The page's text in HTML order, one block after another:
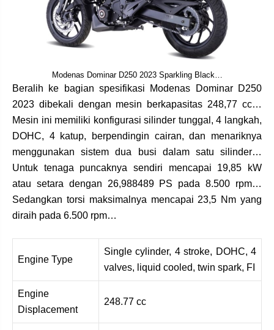
Modenas Dominar D250 2023 Sparkling Black…
Beralih ke bagian spesifikasi Modenas Dominar D250
2023 dibekali dengan mesin berkapasitas 248,77 cc…
Mesin ini memiliki konfigurasi silinder tunggal, 4 langkah,
DOHC, 4 katup, berpendingin cairan, dan menariknya
menggunakan sistem dua busi dalam satu silinder…
Untuk tenaga puncaknya sendiri mencapai 19,85 kW
atau setara dengan 26,988489 PS pada 8.500 rpm…
Sedangkan torsi maksimalnya mencapai 23,5 Nm yang
diraih pada 6.500 rpm…
Engine Type
Single cylinder, 4 stroke, DOHC, 4
valves, liquid cooled, twin spark, FI
Engine
Displacement
248.77 cc